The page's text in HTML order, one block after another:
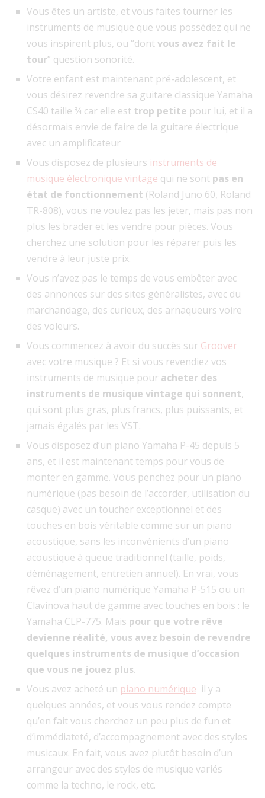
Vous êtes un artiste, et vous faites tourner les
instruments de musique que vous possédez qui ne
vous inspirent plus, ou “dontvous avez fait le
tour” question sonorité.
Votre enfant est maintenant pré-adolescent, et
vous désirez revendre sa guitare classique Yamaha
CS40 taille ¾ car elle est trop petite pour lui, et il a
désormais envie de faire de la guitare électrique
avec un amplificateur
Vous disposez de plusieurs instruments de
musique électronique vintage qui ne sont pas en
état de fonctionnement (Roland Juno 60, Roland
TR-808), vous ne voulez pas les jeter, mais pas non
plus les brader et les vendre pour pièces. Vous
cherchez une solution pour les réparer puis les
vendre à leur juste prix.
Vous n’avez pas le temps de vous embêter avec
des annonces sur des sites généralistes, avec du
marchandage, des curieux, des arnaqueurs voire
des voleurs.
Vous commencez à avoir du succès sur Groover
avec votre musique ? Et si vous revendiez vos
instruments de musique pour acheter des
instruments de musique vintage qui sonnent,
qui sont plus gras, plus francs, plus puissants, et
jamais égalés par les VST.
Vous disposez d’un piano Yamaha P-45 depuis 5
ans, et il est maintenant temps pour vous de
monter en gamme. Vous penchez pour un piano
numérique (pas besoin de l’accorder, utilisation du
casque) avec un toucher exceptionnel et des
touches en bois véritable comme sur un piano
acoustique, sans les inconvénients d’un piano
acoustique à queue traditionnel (taille, poids,
déménagement, entretien annuel). En vrai, vous
rêvez d’un piano numérique Yamaha P-515 ou un
Clavinova haut de gamme avec touches en bois : le
Yamaha CLP-775. Mais pour que votre rêve
devienne réalité, vous avez besoin de revendre
quelques instruments de musique d’occasion
que vous ne jouez plus.
Vous avez acheté un piano numérique il y a
quelques années, et vous vous rendez compte
qu’en fait vous cherchez un peu plus de fun et
d’immédiateté, d’accompagnement avec des styles
musicaux. En fait, vous avez plutôt besoin d’un
arrangeur avec des styles de musique variés
comme la techno, le rock, etc.